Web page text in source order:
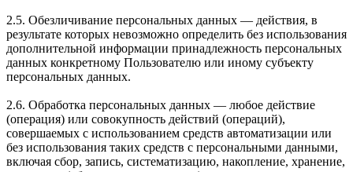
2.5. Обезличивание персональных данных — действия, в
результате которых невозможно определить без использования
дополнительной информации принадлежность персональных
данных конкретному Пользователю или иному субъекту
персональных данных.
2.6. Обработка персональных данных — любое действие
(операция) или совокупность действий (операций),
совершаемых с использованием средств автоматизации или
без использования таких средств с персональными данными,
включая сбор, запись, систематизацию, накопление, хранение,